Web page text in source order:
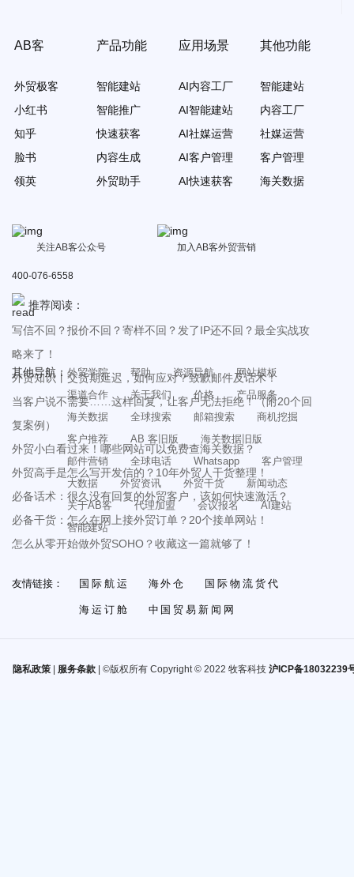
AB客
外贸极客
小红书
知乎
脸书
领英
产品功能
智能建站
智能推广
快速获客
内容生成
外贸助手
应用场景
AI内容工厂
AI智能建站
AI社媒运营
AI客户管理
AI快速获客
其他功能
智能建站
内容工厂
社媒运营
客户管理
海关数据
关注AB客公众号 加入AB客外贸营销
400-076-6558
推荐阅读：
写信不回？报价不回？寄样不回？发了IP还不回？最全实战攻
略来了！
外贸知识丨交货期延迟，如何应对？致歉邮件及话术！
当客户说不需要……这样回复，让客户无法拒绝！（附20个回
复案例）
外贸小白看过来！哪些网站可以免费查海关数据？
外贸高手是怎么写开发信的？10年外贸人干货整理！
必备话术：很久没有回复的外贸客户，该如何快速激活？
必备干货：怎么在网上接外贸订单？20个接单网站！
怎么从零开始做外贸SOHO？收藏这一篇就够了！
其他导航： 外贸学院 帮助 资源导航
网站模板
渠道合作
关于我们 价格
产品服务
海关数据
全球搜索 邮箱搜索
商机挖掘
客户推荐
AB 客旧版
海关数据旧版
邮件营销
全球电话 Whatsapp
客户管理
大数据
外贸资讯 外贸干货
新闻动态
关于AB客
代理加盟 会议报名
AI建站
智能建站
友情链接： 国际航运 海外仓 国际物流货代
海运订舱 中国贸易新闻网
隐私政策| 服务条款| ©版权所有 Copyright © 2022 牧客科技 沪ICP备18032239